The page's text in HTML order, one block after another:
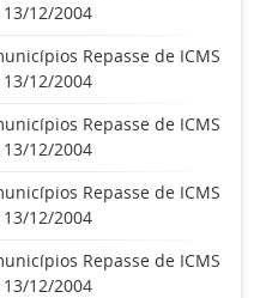
12/2004
Repasse de ICMS
12/2004
Repasse de ICMS
12/2004
Repasse de ICMS
12/2004
Repasse de ICMS
12/2004